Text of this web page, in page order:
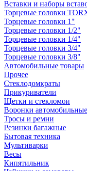
Вставки и наборы
Торцевые головки
Торцевые головки 1"
Торцевые головки 1/2"
Торцевые головки 1/4"
Торцевые головки 3/4"
Торцевые головки 3/8"
Автомобильные товары
Прочее
Стеклодомкраты
Прикуриватели
Щетки и стекломои
Воронки автомобильные
Тросы и ремни
Резинки багажные
Бытовая техника
Мультиварки
Весы
Кипятильник